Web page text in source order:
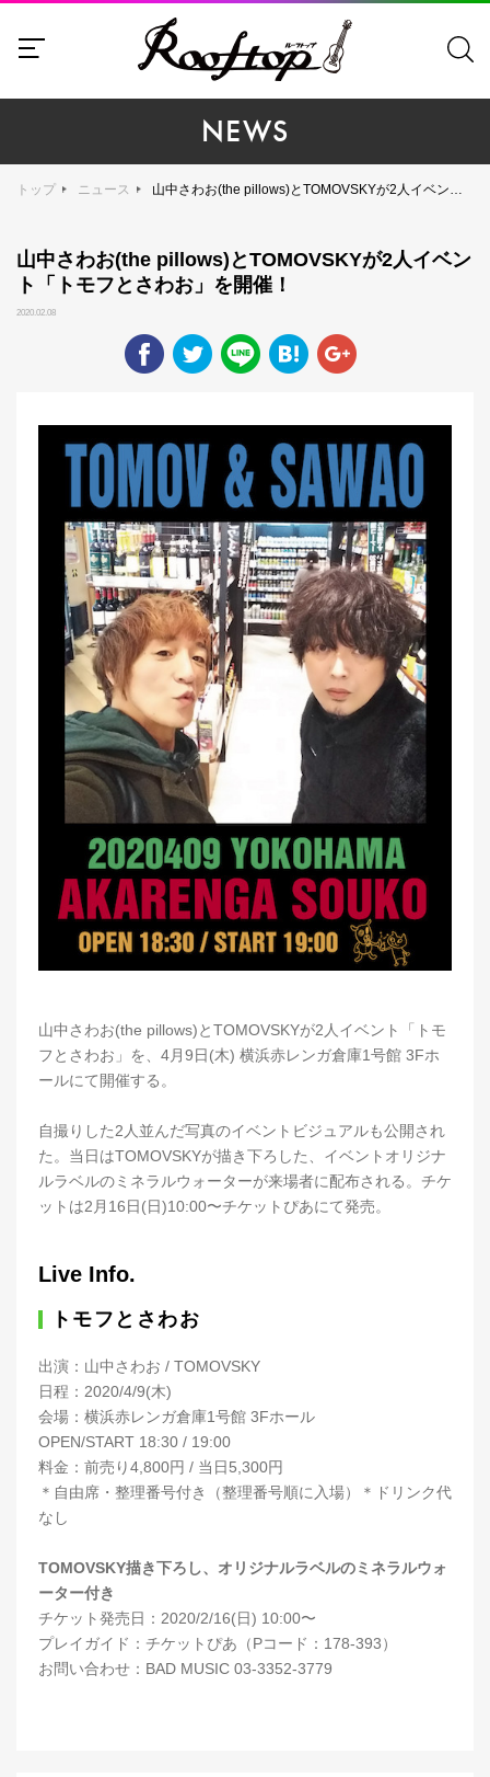
NEWS
トップ ニュース 山中さわお(the pillows)とTOMOVSKYが2人イベント「トモフとさわお」を開催！
山中さわお(the pillows)とTOMOVSKYが2人イベン
ト「トモフとさわお」を開催！
2020.02.08
山中さわお(the pillows)とTOMOVSKYが2人イベント「トモ
フとさわお」を、4月9日(木) 横浜赤レンガ倉庫1号館 3Fホ
ールにて開催する。
自撮りした2人並んだ写真のイベントビジュアルも公開され
た。当日はTOMOVSKYが描き下ろした、イベントオリジナ
ルラベルのミネラルウォーターが来場者に配布される。チケ
ットは2月16日(日)10:00〜チケットぴあにて発売。
Live Info.
トモフとさわお
出演：山中さわお / TOMOVSKY
日程：2020/4/9(木)
会場：横浜赤レンガ倉庫1号館 3Fホール
OPEN/START 18:30 / 19:00
料金：前売り4,800円 / 当日5,300円
＊自由席・整理番号付き（整理番号順に入場）＊ドリンク代
なし
TOMOVSKY描き下ろし、オリジナルラベルのミネラルウォ
ーター付き
チケット発売日：2020/2/16(日) 10:00〜
プレイガイド：チケットぴあ（Pコード：178-393）
お問い合わせ：BAD MUSIC 03-3352-3779